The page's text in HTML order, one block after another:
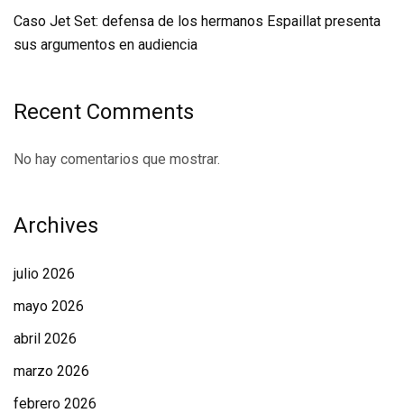
Caso Jet Set: defensa de los hermanos Espaillat presenta
sus argumentos en audiencia
Recent Comments
No hay comentarios que mostrar.
Archives
julio 2026
mayo 2026
abril 2026
marzo 2026
febrero 2026